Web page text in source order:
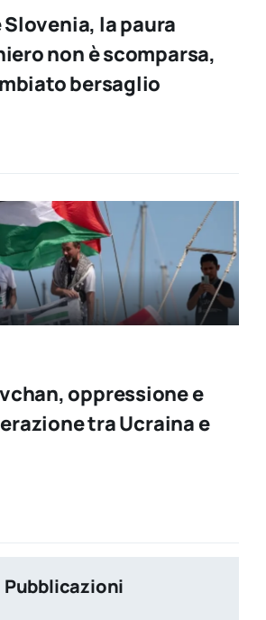
Slovenia, la paura
non è scomparsa,
bersaglio
oppressione e
tra Ucraina e
Pubblicazioni